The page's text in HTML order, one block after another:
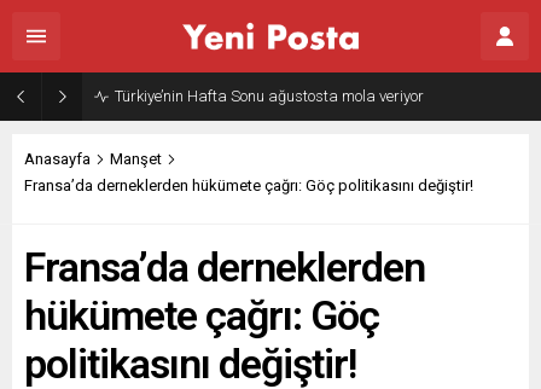
Gazze’nin geleceği: Teknokratik kontrol mü, kolonializm mi?
Anasayfa
Manşet
Fransa’da derneklerden hükümete çağrı: Göç politikasını değiştir!
Fransa’da derneklerden
hükümete çağrı: Göç
politikasını değiştir!